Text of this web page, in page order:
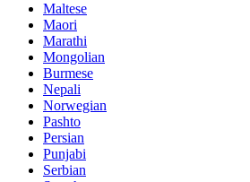
Maltese
Maori
Marathi
Mongolian
Burmese
Nepali
Norwegian
Pashto
Persian
Punjabi
Serbian